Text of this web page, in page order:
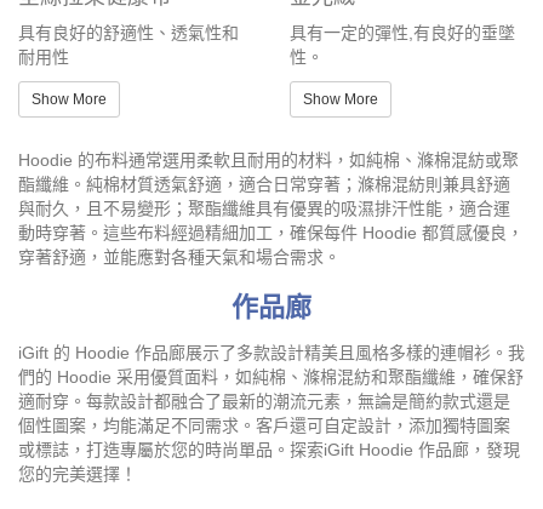
具有良好的舒適性、透氣性和
耐用性
Show More
具有一定的彈性,有良好的垂墜
性。
Show More
Hoodie 的布料通常選用柔軟且耐用的材料，如純棉、滌棉混紡或聚
酯纖維。純棉材質透氣舒適，適合日常穿著；滌棉混紡則兼具舒適
與耐久，且不易變形；聚酯纖維具有優異的吸濕排汗性能，適合運
動時穿著。這些布料經過精細加工，確保每件 Hoodie 都質感優良，
穿著舒適，並能應對各種天氣和場合需求。
作品廊
iGift 的 Hoodie 作品廊展示了多款設計精美且風格多樣的連帽衫。我
們的 Hoodie 采用優質面料，如純棉、滌棉混紡和聚酯纖維，確保舒
適耐穿。每款設計都融合了最新的潮流元素，無論是簡約款式還是
個性圖案，均能滿足不同需求。客戶還可自定設計，添加獨特圖案
或標誌，打造專屬於您的時尚單品。探索iGift Hoodie 作品廊，發現
您的完美選擇！